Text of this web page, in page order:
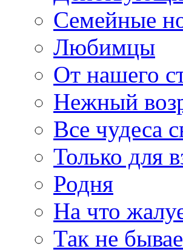
Семейные
Любимцы
От нашего
Нежный
Все чудеса
Только для
Родня
На что
Так не